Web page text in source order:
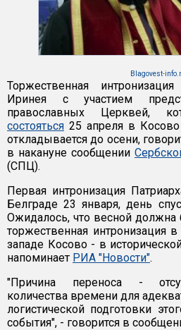
Blagovest-
Торжественная
Иринея с участием
православных Церквей,
состояться 25 апреля в
откладывается до осени,
в накануне сообщении
(СПЦ).
Первая интронизация
Белграде 23 января, день
Ожидалось, что весной
торжественная интронизация
западе Косово - в
напоминает РИА "Новости".
"Причина переноса -
количества времени для
логистической подготовки
события", - говорится в